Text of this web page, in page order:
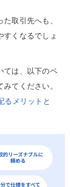
取引先へも、
すくなるでしょ
ては、以下のペ
てください。
るメリットと